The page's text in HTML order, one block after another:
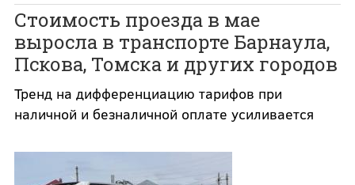
Стоимость проезда в мае
выросла в транспорте Барнаула,
Пскова, Томска и других городов
Тренд на дифференциацию тарифов при
наличной и безналичной оплате усиливается